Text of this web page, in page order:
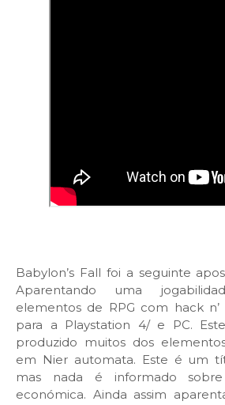
Babylon’s Fall foi a seguinte
Aparentando uma
elementos de RPG com hack n’
para a Playstation 4/ e PC.
produzido muitos dos
em Nier automata. Este é um
mas nada é informado
económica. Ainda assim